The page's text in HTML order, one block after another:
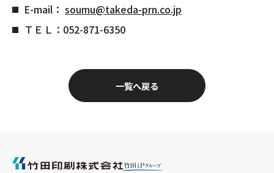
E-mail：soumu@takeda-prn.co.jp
ＴＥＬ：052-871-6350
一覧へ戻る